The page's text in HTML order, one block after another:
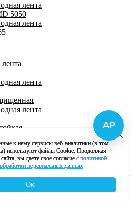
лента
5050
лента
лента
лента
лента
лента
силиконе
к нему сервисы веб-аналитики (в том
используют файлы Cookie. Продолжая
вы даете свое согласие с политикой
персональных данных
Ок